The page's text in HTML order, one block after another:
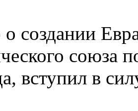
создании
союза
вступил в